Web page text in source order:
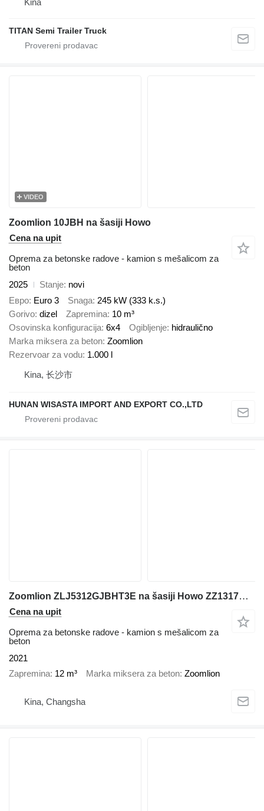
Kina
TITAN Semi Trailer Truck
VIDEO
Zoomlion 10JBH na šasiji Howo
Cena na upit
Oprema za betonske radove - kamion s mešalicom za
beton
2025
Stanje novi
Евро Euro 3 Snaga 245 kW (333 k.s.)
Gorivo dizel Zapremina 10 m³
Osovinska konfiguracija 6x4 Ogibljenje hidraulično
Marka miksera za beton Zoomlion
Rezervoar za vodu 1.000 l
Kina, 长沙市
HUNAN WISASTA IMPORT AND EXPORT CO.,LTD
Zoomlion ZLJ5312GJBHT3E na šasiji Howo ZZ1317N306GF1
Cena na upit
Oprema za betonske radove - kamion s mešalicom za
beton
2021
Zapremina 12 m³ Marka miksera za beton Zoomlion
Kina, Changsha